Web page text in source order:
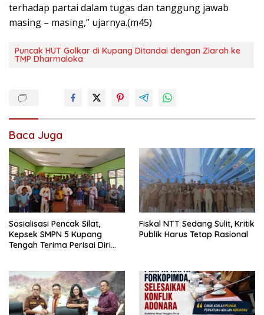
terhadap partai dalam tugas dan tanggung jawab
masing – masing,” ujarnya.(m45)
Puncak HUT Golkar di Kupang Ditandai dengan Ziarah ke
TMP Dharmaloka
Baca Juga
Sosialisasi Pencak Silat,
Kepsek SMPN 5 Kupang
Tengah Terima Perisai Diri
Fiskal NTT Sedang Sulit, Kritik
Publik Harus Tetap Rasional